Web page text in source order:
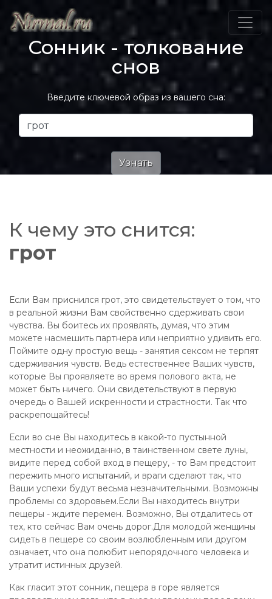
Сонник - толкование
снов
Введите ключевой образ из вашего сна:
К чему это снится:
грот
Если Вам приснился грот, это свидетельствует о том, что
в реальной жизни Вам свойственно сдерживать свои
чувства. Вы боитесь их проявлять, думая, что этим
можете насмешить партнера или неприятно удивить его.
Поймите одну простую вещь - занятия сексом не терпят
сдерживания чувств. Ведь естественнее Ваших чувств,
которые Вы проявляете во время полового акта, не
может быть ничего. Они свидетельствуют в первую
очередь о Вашей искренности и страстности. Так что
раскрепощайтесь!
Если во сне Вы находитесь в какой-то пустынной
местности и неожиданно, в таинственном свете луны,
видите перед собой вход в пещеру, - то Вам предстоит
пережить много испытаний, и враги сделают так, что
Ваши успехи будут весьма незначительными. Возможны
проблемы со здоровьем.Если Вы находитесь внутри
пещеры - ждите перемен. Возможно, Вы отдалитесь от
тех, кто сейчас Вам очень дорог.Для молодой женщины
сидеть в пещере со своим возлюбленным или другом
означает, что она полюбит непорядочного человека и
утратит истинных друзей.
Как гласит этот сонник, пещера в горе является